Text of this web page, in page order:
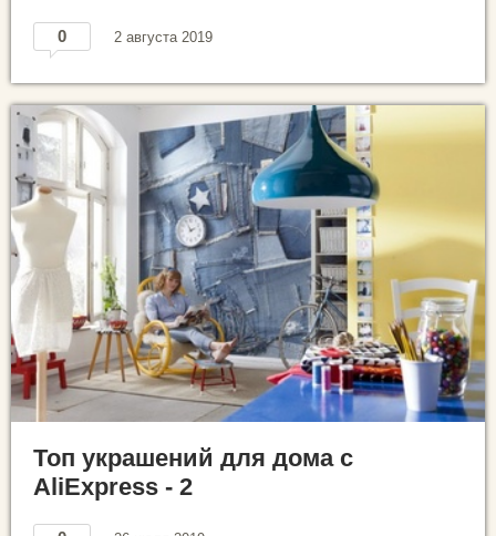
0 2 августа 2019
Топ украшений для дома с
AliExpress - 2